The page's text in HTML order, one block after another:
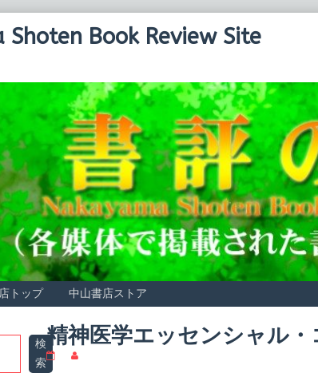
Shoten Book Review Site
トップ 中山書店ストア
精神医学エッセンシャル
検
索